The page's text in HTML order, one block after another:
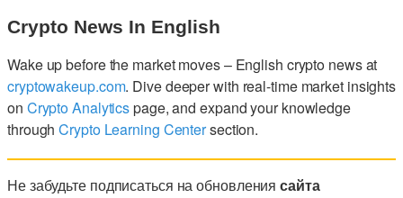
Crypto News In English
Wake up before the market moves – English crypto news at
cryptowakeup.com. Dive deeper with real-time market insights
on Crypto Analyticspage, and expand your knowledge
throughCrypto Learning Centersection.
Не забудьте подписаться на обновлениясайта